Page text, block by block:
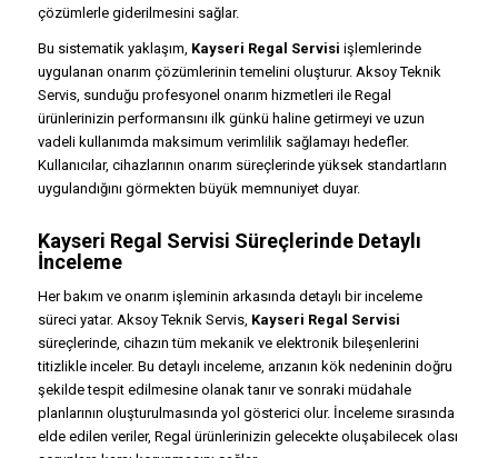
çözümlerle giderilmesini sağlar.
Bu sistematik yaklaşım, Kayseri Regal Servisi işlemlerinde
uygulanan onarım çözümlerinin temelini oluşturur. Aksoy Teknik
Servis, sunduğu profesyonel onarım hizmetleri ile Regal
ürünlerinizin performansını ilk günkü haline getirmeyi ve uzun
vadeli kullanımda maksimum verimlilik sağlamayı hedefler.
Kullanıcılar, cihazlarının onarım süreçlerinde yüksek standartların
uygulandığını görmekten büyük memnuniyet duyar.
Kayseri Regal Servisi Süreçlerinde Detaylı
İnceleme
Her bakım ve onarım işleminin arkasında detaylı bir inceleme
süreci yatar. Aksoy Teknik Servis, Kayseri Regal Servisi
süreçlerinde, cihazın tüm mekanik ve elektronik bileşenlerini
titizlikle inceler. Bu detaylı inceleme, arızanın kök nedeninin doğru
şekilde tespit edilmesine olanak tanır ve sonraki müdahale
planlarının oluşturulmasında yol gösterici olur. İnceleme sırasında
elde edilen veriler, Regal ürünlerinizin gelecekte oluşabilecek olası